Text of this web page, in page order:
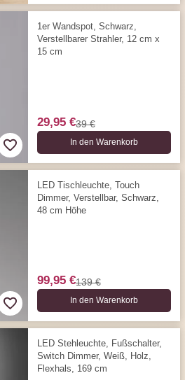
1er Wandspot, Schwarz,
Verstellbarer Strahler, 12 cm x
15 cm
29,95 €39 €
In den Warenkorb
LED Tischleuchte, Touch
Dimmer, Verstellbar, Schwarz,
48 cm Höhe
99,95 €139 €
In den Warenkorb
LED Stehleuchte, Fußschalter,
Switch Dimmer, Weiß, Holz,
Flexhals, 169 cm